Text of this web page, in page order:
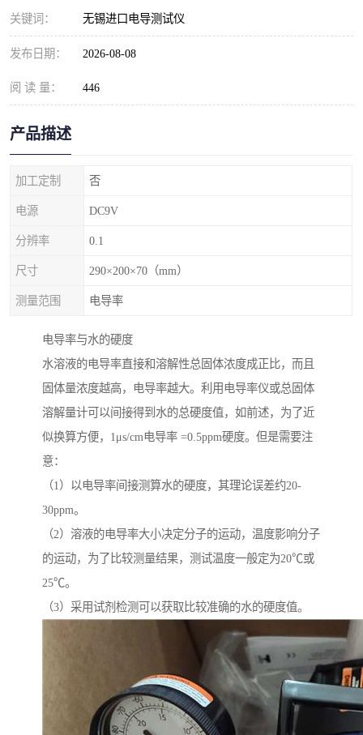
关键词： 无锡进口电导测试仪
发布日期： 2026-08-08
阅 读 量： 446
产品描述
加工定制 否
电源 DC9V
分辨率 0.1
尺寸 290×200×70（mm）
测量范围 电导率
电导率与水的硬度
水溶液的电导率直接和溶解性总固体浓度成正比，而且
固体量浓度越高，电导率越大。利用电导率仪或总固体
溶解量计可以间接得到水的总硬度值，如前述，为了近
似换算方便，1μs/cm电导率 =0.5ppm硬度。但是需要注
意：
（1）以电导率间接测算水的硬度，其理论误差约20-
30ppm。
（2）溶液的电导率大小决定分子的运动，温度影响分子
的运动，为了比较测量结果，测试温度一般定为20℃或
25℃。
（3）采用试剂检测可以获取比较准确的水的硬度值。